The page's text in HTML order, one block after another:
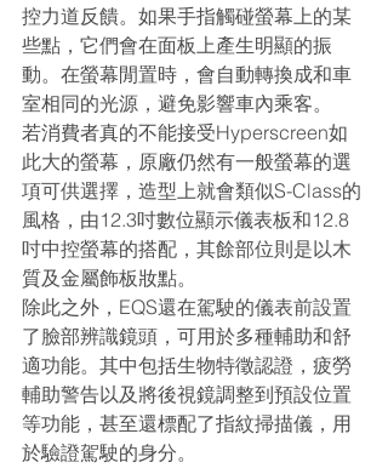
控力道反饋。如果手指觸碰螢幕上的某
些點，它們會在面板上產生明顯的振
動。在螢幕閒置時，會自動轉換成和車
室相同的光源，避免影響車內乘客。
若消費者真的不能接受Hyperscreen如
此大的螢幕，原廠仍然有一般螢幕的選
項可供選擇，造型上就會類似S-Class的
風格，由12.3吋數位顯示儀表板和12.8
吋中控螢幕的搭配，其餘部位則是以木
質及金屬飾板妝點。
除此之外，EQS還在駕駛的儀表前設置
了臉部辨識鏡頭，可用於多種輔助和舒
適功能。其中包括生物特徵認證，疲勞
輔助警告以及將後視鏡調整到預設位置
等功能，甚至還標配了指紋掃描儀，用
於驗證駕駛的身分。